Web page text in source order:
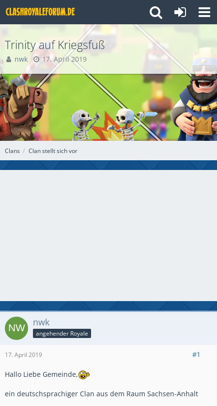
Clans Clan stellt sich vor
Trinity auf Kriegsfuß
nwk 17. April 2019
nwk
angehender Royale
17. April 2019 #1
Hallo Liebe Gemeinde,
ein deutschsprachiger Clan aus dem Raum Sachsen-Anhalt